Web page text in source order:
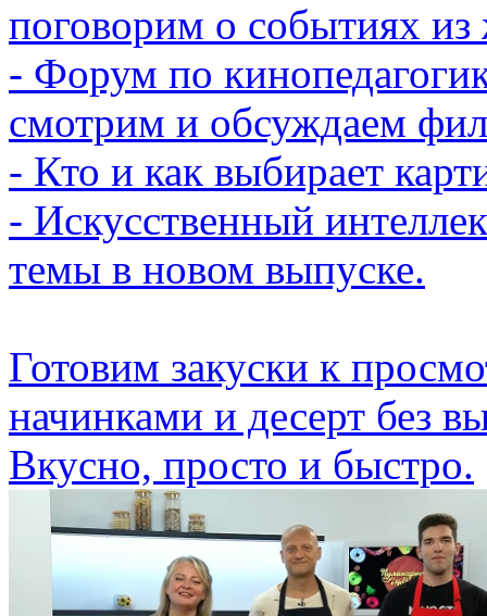
поговорим о событиях из
- Форум по
смотрим и обсуждаем
- Кто и как выбирает
- Искусственный
темы в новом выпуске.
Готовим закуски к
начинками и десерт без
Вкусно, просто и быстро.